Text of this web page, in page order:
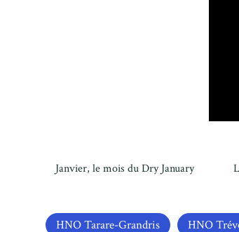
Janvier, le mois du Dry January
HNO Tarare-Grandris HNO